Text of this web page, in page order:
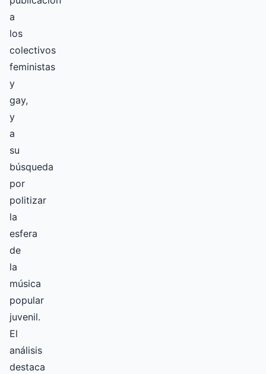
a
los
colectivos
feministas
y
gay,
y
a
su
búsqueda
por
politizar
la
esfera
de
la
música
popular
juvenil.
El
análisis
destaca